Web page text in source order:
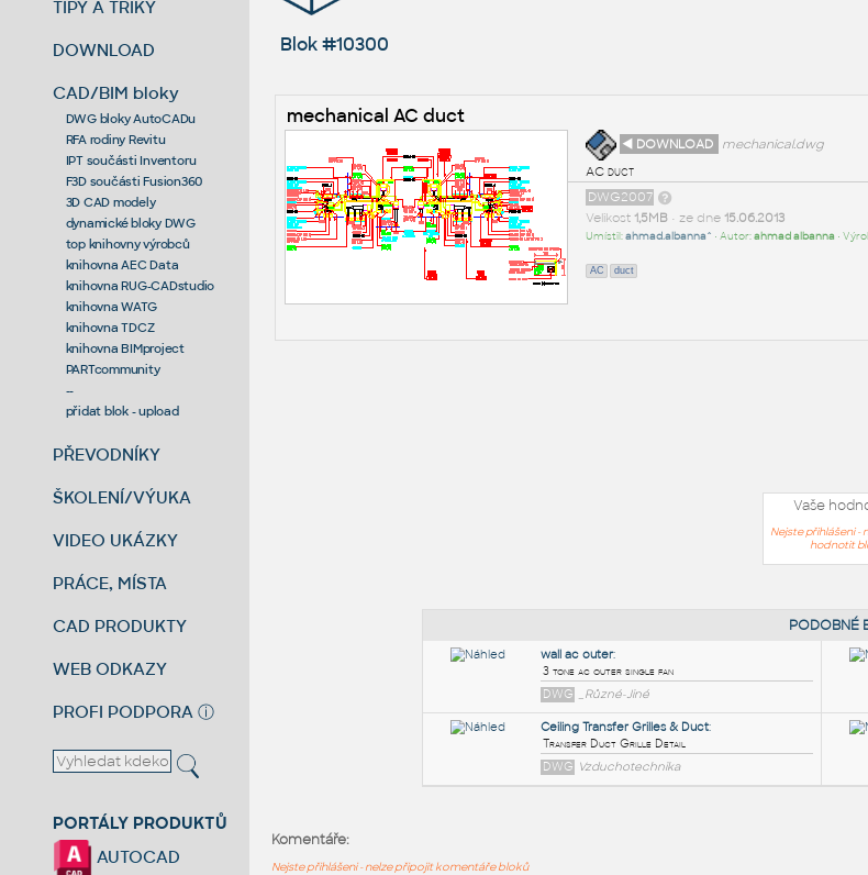
TIPY A TRIKY
DOWNLOAD
CAD/BIM bloky
DWG bloky AutoCADu
RFA rodiny Revitu
IPT součásti Inventoru
F3D součásti Fusion360
3D CAD modely
dynamické bloky DWG
top knihovny výrobců
knihovna AEC Data
knihovna RUG-CADstudio
knihovna WATG
knihovna TDCZ
knihovna BIMproject
PARTcommunity
--
přidat blok - upload
PŘEVODNÍKY
ŠKOLENÍ/VÝUKA
VIDEO UKÁZKY
PRÁCE, MÍSTA
CAD PRODUKTY
WEB ODKAZY
PROFI PODPORA ⓘ
PORTÁLY PRODUKTŮ
AUTOCAD
Blok #10300
mechanical AC duct
◄ DOWNLOAD
mechanical.dwg
AC duct
DWG2007
Velikost 1,5MB• ze dne 15.06.2013
Umístil:ahmad.albanna^ • Autor:ahmad albanna •
AC duct
Vaše
Nejste přihlášeni -
hodnotit
Komentáře:
Nejste přihlášeni - nelze připojit komentáře bloků